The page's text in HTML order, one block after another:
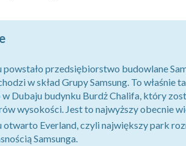
przedsiębiorstwo budowlane
w skład Grupy Samsung. To właśnie
Dubaju budynku Burdż Chalifa, który
wysokości. Jest to najwyższy obecnie
otwarto Everland, czyli największy park
Samsunga.